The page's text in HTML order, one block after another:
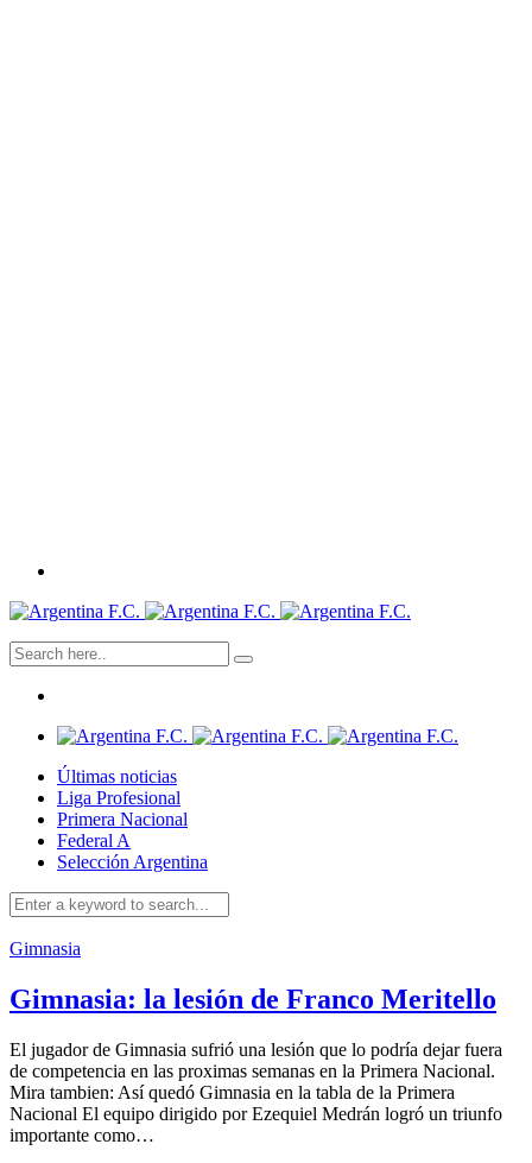
Últimas noticias
Liga Profesional
Primera Nacional
Federal A
Selección Argentina
Gimnasia
Gimnasia: la lesión de Franco Meritello
El jugador de Gimnasia sufrió una lesión que lo podría dejar fuera
de competencia en las proximas semanas en la Primera Nacional.
Mira tambien: Así quedó Gimnasia en la tabla de la Primera
Nacional El equipo dirigido por Ezequiel Medrán logró un triunfo
importante como…